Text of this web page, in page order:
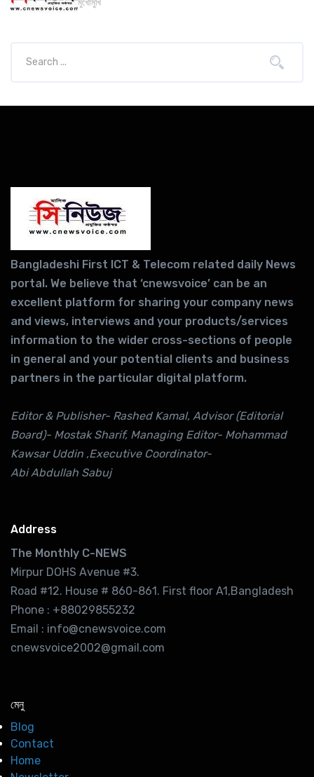
মুখোমুখি
Bangladeshi First ICT & Telecom related daily News
portal. We believe that ‘cnewsvoice’ can be an
excellent platform for sharing your company news
and views, interviews and your products/services
information to the wider cross-sections of people
in general and your potential clients and business
partners in the particular digital platform.
Editor & Publisher- Rashed Kamal, Advisor (Editorial
Board)- Mostak Sharif, Managing Editor- Mohammad
Kawsar Uddin ,Executive Coordinator-
Abi Abdullah Sabuj
Address
The Monthly C-NEWS
Mirpur DOHS Avenue #3.
Road #12. House # 860-861. First floor A1,Bangladesh
Phone : +88029855232
Email : info@cnewsvoice.com
cnewsvoice2002@gmail.com
মেনু
Blog
Contact
Home